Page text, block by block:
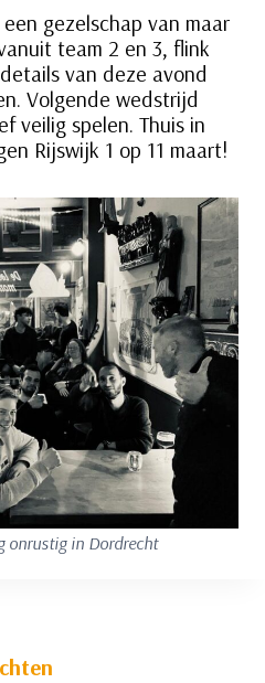
gezelschap van maar
team 2 en 3, flink
van deze avond
Volgende wedstrijd
veilig spelen. Thuis in
Rijswijk 1 op 11 maart!
onrustig in Dordrecht